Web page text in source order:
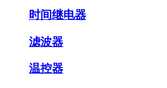
时间继电器
滤波器
温控器